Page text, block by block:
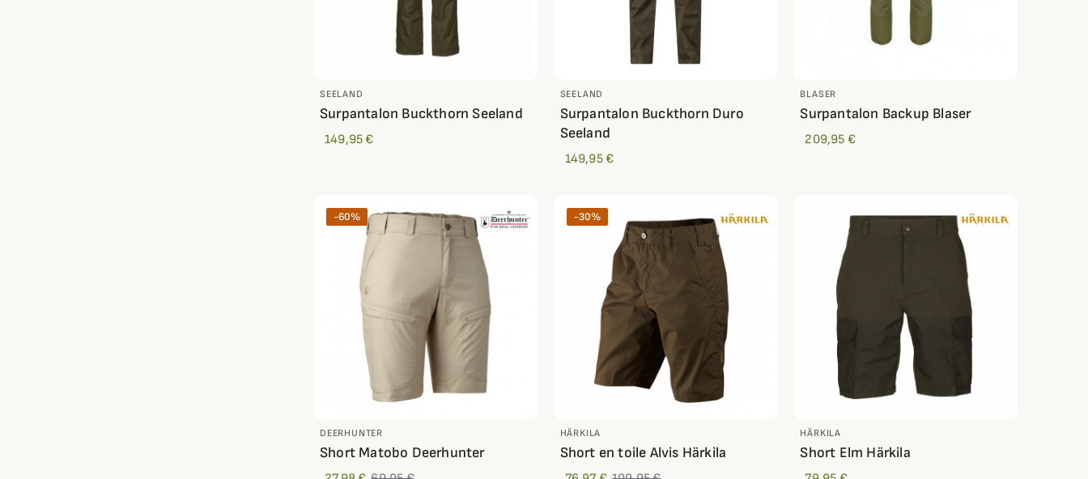
SEELAND
Surpantalon Buckthorn Seeland
149,95 €
SEELAND
Surpantalon Buckthorn Duro
Seeland
149,95 €
BLASER
Surpantalon Backup Blaser
209,95 €
-60%
DEERHUNTER
Short Matobo Deerhunter
-30%
HÄRKILA
Short en toile Alvis Härkila
HÄRKILA
Short Elm Härkila